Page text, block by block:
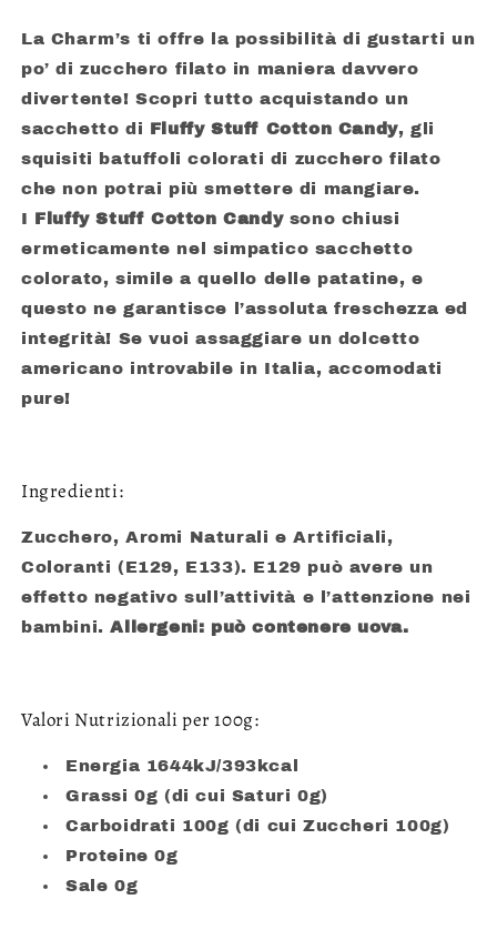
La Charm’s ti offre la possibilità di gustarti un
po’ di zucchero filato in maniera davvero
divertente! Scopri tutto acquistando un
sacchetto di Fluffy Stuff Cotton Candy, gli
squisiti batuffoli colorati di zucchero filato
che non potrai più smettere di mangiare.
I Fluffy Stuff Cotton Candy sono chiusi
ermeticamente nel simpatico sacchetto
colorato, simile a quello delle patatine, e
questo ne garantisce l’assoluta freschezza ed
integrità! Se vuoi assaggiare un dolcetto
americano introvabile in Italia, accomodati
pure!
Ingredienti:
Zucchero, Aromi Naturali e Artificiali,
Coloranti (E129, E133). E129 può avere un
effetto negativo sull’attività e l’attenzione nei
bambini.Allergeni: può contenere uova.
Valori Nutrizionali per 100g:
Energia 1644kJ/393kcal
Grassi 0g (di cui Saturi 0g)
Carboidrati 100g (di cui Zuccheri 100g)
Proteine 0g
Sale 0g